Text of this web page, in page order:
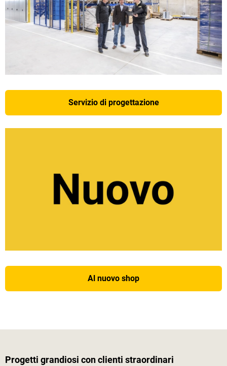
Servizio di progettazione
Al nuovo shop
Progetti grandiosi con clienti straordinari